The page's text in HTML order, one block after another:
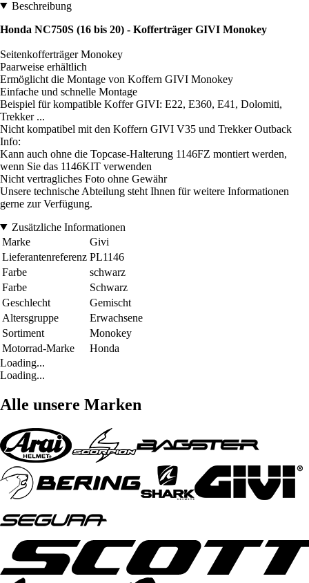
Beschreibung
Honda NC750S (16 bis 20) - Kofferträger GIVI Monokey
Seitenkofferträger Monokey
Paarweise erhältlich
Ermöglicht die Montage von Koffern GIVI Monokey
Einfache und schnelle Montage
Beispiel für kompatible Koffer GIVI: E22, E360, E41, Dolomiti,
Trekker ...
Nicht kompatibel mit den Koffern GIVI V35 und Trekker Outback
Info:
Kann auch ohne die Topcase-Halterung 1146FZ montiert werden,
wenn Sie das 1146KIT verwenden
Nicht vertragliches Foto ohne Gewähr
Unsere technische Abteilung steht Ihnen für weitere Informationen
gerne zur Verfügung.
Zusätzliche Informationen
Marke
Givi
Lieferantenreferenz PL1146
Farbe
schwarz
Farbe
Schwarz
Geschlecht
Gemischt
Altersgruppe
Erwachsene
Sortiment
Monokey
Motorrad-Marke
Honda
Loading...
Loading...
Alle unsere Marken